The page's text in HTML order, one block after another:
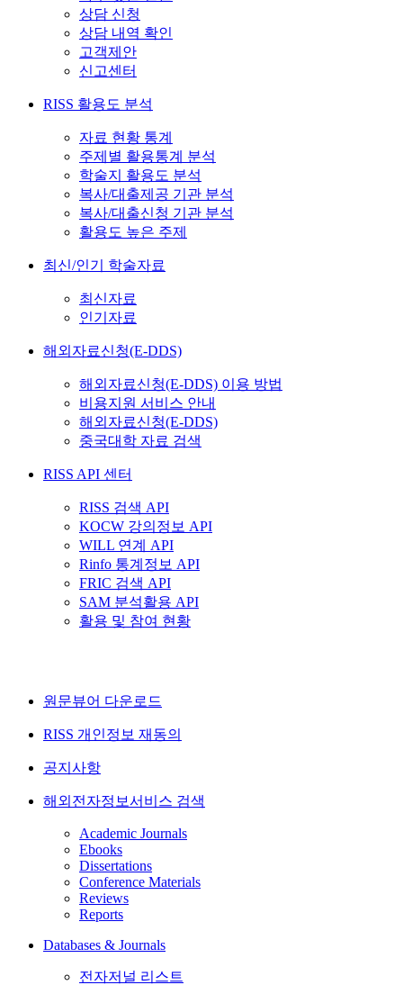
상담 신청
상담 내역 확인
고객제안
신고센터
RISS 활용도 분석
자료 현황 통계
주제별 활용통계 분석
학술지 활용도 분석
복사/대출제공 기관 분석
복사/대출신청 기관 분석
활용도 높은 주제
최신/인기 학술자료
최신자료
인기자료
해외자료신청(E-DDS)
해외자료신청(E-DDS) 이용 방법
비용지원 서비스 안내
해외자료신청(E-DDS)
중국대학 자료 검색
RISS API 센터
RISS 검색 API
KOCW 강의정보 API
WILL 연계 API
Rinfo 통계정보 API
FRIC 검색 API
SAM 분석활용 API
활용 및 참여 현황
원문뷰어 다운로드
RISS 개인정보 재동의
공지사항
해외전자정보서비스 검색
Academic Journals
Ebooks
Dissertations
Conference Materials
Reviews
Reports
Databases & Journals
전자저널 리스트